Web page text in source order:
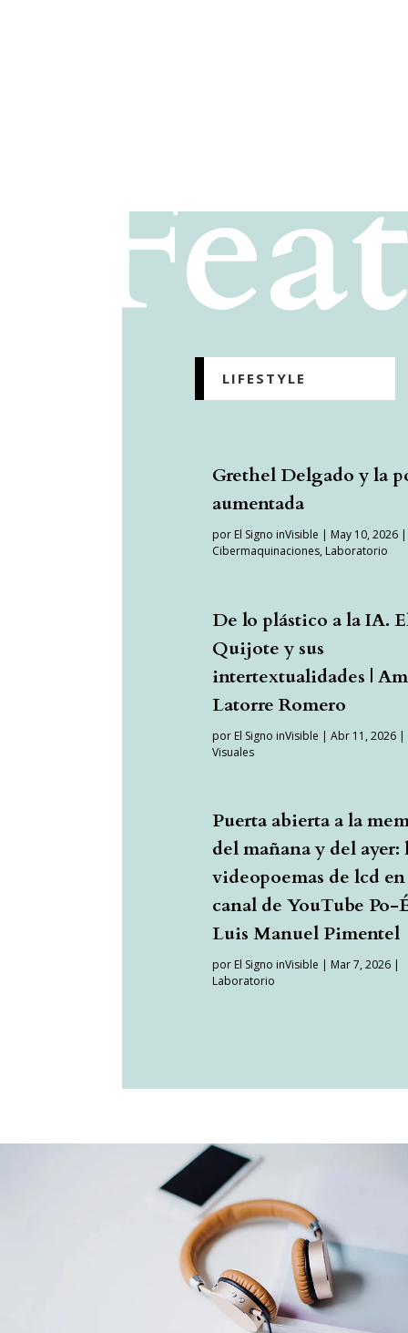
LIFESTYLE
Grethel Delgado y la
aumentada
por El Signo inVisible | May 10, 2026 |
Cibermaquinaciones, Laboratorio
De lo plástico a la IA.
Quijote y sus
intertextualidades |
Latorre Romero
por El Signo inVisible |Abr 11, 2026 |
Visuales
Puerta abierta a la
del mañana y del ayer:
videopoemas de lcd
canal de YouTube Po-
Luis Manuel Pimentel
por El Signo inVisible | Mar 7, 2026 |
Laboratorio